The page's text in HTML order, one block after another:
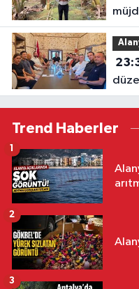
Trend Haberler
1
2
3